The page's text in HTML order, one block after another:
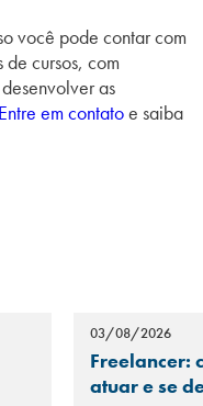
você pode contar com
cursos, com
as
Entre em contatoe saiba
03/08/2026
Freelancer:
atuar e se